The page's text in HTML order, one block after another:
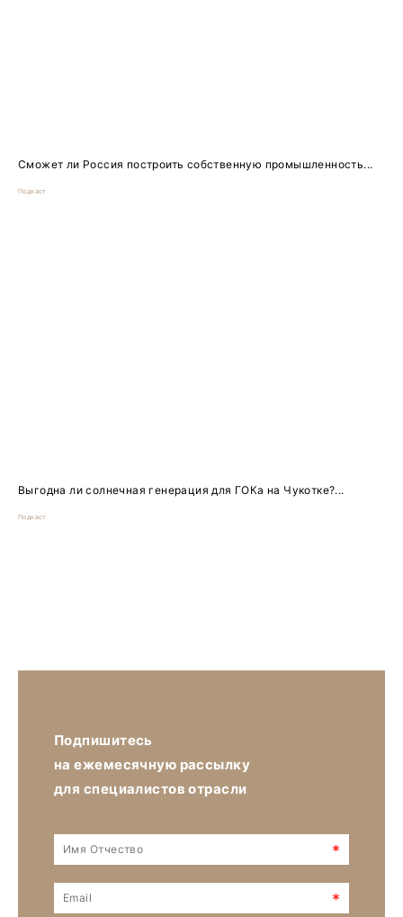
Сможет ли Россия построить собственную промышленность...
Подкаст
Выгодна ли солнечная генерация для ГОКа на Чукотке?...
Подкаст
Подпишитесь
на ежемесячную рассылку
для специалистов отрасли
*
*